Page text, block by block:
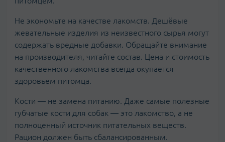
Не экономьте на качестве лакомств. Дешёвые
жевательные изделия из неизвестного сырья могут
содержать вредные добавки. Обращайте внимание
на производителя, читайте состав. Цена и стоимость
качественного лакомства всегда окупается
здоровьем питомца.
Кости — не замена питанию. Даже самые полезные
губчатые кости для собак — это лакомство, а не
полноценный источник питательных веществ.
Рацион должен быть сбалансированным.